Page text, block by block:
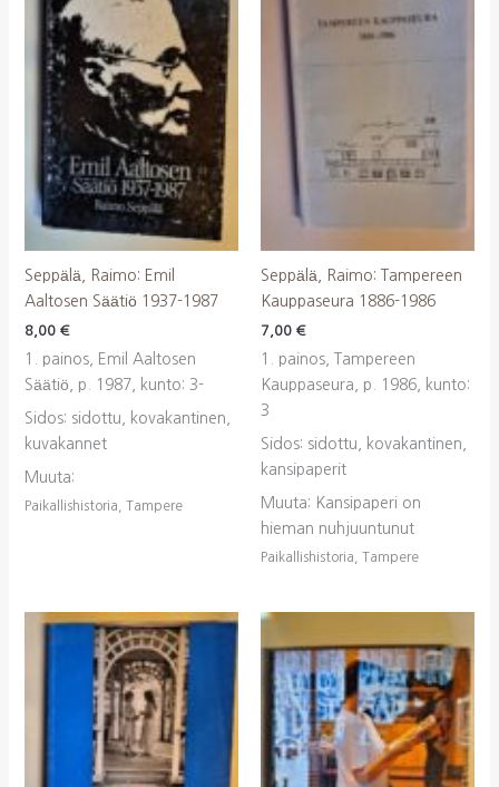
Seppälä, Raimo: Emil
Aaltosen Säätiö 1937-1987
8,00 €
1. painos, Emil Aaltosen
Säätiö, p. 1987, kunto: 3-
Sidos: sidottu, kovakantinen,
kuvakannet
Muuta:
Paikallishistoria, Tampere
Seppälä, Raimo: Tampereen
Kauppaseura 1886-1986
7,00 €
1. painos, Tampereen
Kauppaseura, p. 1986, kunto:
3
Sidos: sidottu, kovakantinen,
kansipaperit
Muuta: Kansipaperi on
hieman nuhjuuntunut
Paikallishistoria, Tampere